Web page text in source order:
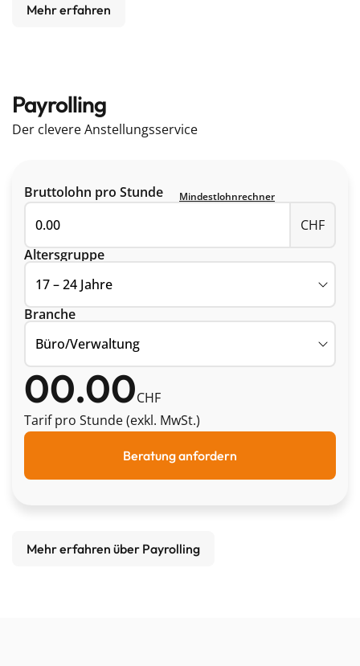
Mehr erfahren
Payrolling
Der clevere Anstellungsservice
Bruttolohn pro Stunde Mindestlohnrechner
CHF
Altersgruppe
Branche
00.00CHF
Tarif pro Stunde (exkl. MwSt.)
Beratung anfordern
Mehr erfahren über Payrolling